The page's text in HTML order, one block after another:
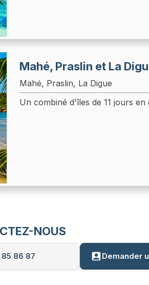
Mahé, Praslin et La
Mahé, Praslin, La Digue
Un combiné d'îles de 11 jours
NOUS
85 86 87 Demander